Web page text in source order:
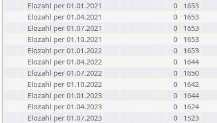
Elozahl per 01.01.2021
0
1653
Elozahl per 01.04.2021
0
1653
Elozahl per 01.07.2021
0
1653
Elozahl per 01.10.2021
0
1653
Elozahl per 01.01.2022
0
1653
Elozahl per 01.04.2022
0
1644
Elozahl per 01.07.2022
0
1650
Elozahl per 01.10.2022
0
1642
Elozahl per 01.01.2023
0
1644
Elozahl per 01.04.2023
0
1624
Elozahl per 01.07.2023
0
1523